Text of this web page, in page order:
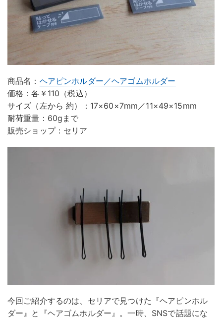
商品名： ヘアピンホルダー／ヘアゴムホルダー
価格：各￥110（税込）
サイズ（左から 約）：17×60×7mm／11×49×15mm
耐荷重量：60gまで
販売ショップ：セリア
今回ご紹介するのは、セリアで見つけた『ヘアピンホル
ダー』と『ヘアゴムホルダー』。一時、SNSで話題にな